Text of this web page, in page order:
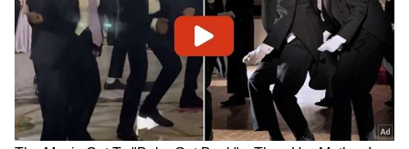
ಕ್ಲಿಕ್‌ನಲ್ಲಿ ಲಭ್ಯ. ಏಷ್ಯಾನೆಟ್ ಸುವರ್ಣ ನ್ಯೂಸ್ ಅಧಿಕೃತ
ಆ್ಯಪ್ ಡೌನ್‌ಲೋಡ್ ಮಾಡಿ ಹಾಗು ಎಲ್ಲಾ ಅಪ್‌ಡೇಟ್
ಗಳನ್ನು ಪಡೆಯಿರಿ